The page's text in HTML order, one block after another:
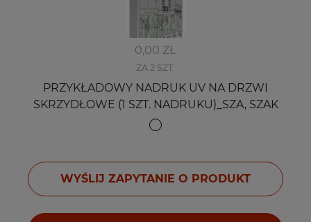
0,00 ZŁ
ZA 2 SZT.
PRZYKŁADOWY NADRUK UV NA DRZWI
SKRZYDŁOWE (1 SZT. NADRUKU)_SZA, SZAK
WYŚLIJ ZAPYTANIE O PRODUKT